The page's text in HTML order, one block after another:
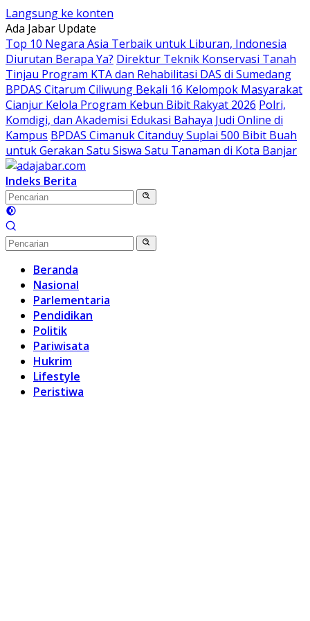
Langsung ke konten
Ada Jabar Update
Top 10 Negara Asia Terbaik untuk Liburan, Indonesia
Diurutan Berapa Ya? Direktur Teknik Konservasi Tanah
Tinjau Program KTA dan Rehabilitasi DAS di Sumedang
BPDAS Citarum Ciliwung Bekali 16 Kelompok Masyarakat
Cianjur Kelola Program Kebun Bibit Rakyat 2026 Polri,
Komdigi, dan Akademisi Edukasi Bahaya Judi Online di
Kampus BPDAS Cimanuk Citanduy Suplai 500 Bibit Buah
untuk Gerakan Satu Siswa Satu Tanaman di Kota Banjar
Indeks Berita
Beranda
Nasional
Parlementaria
Pendidikan
Politik
Pariwisata
Hukrim
Lifestyle
Peristiwa